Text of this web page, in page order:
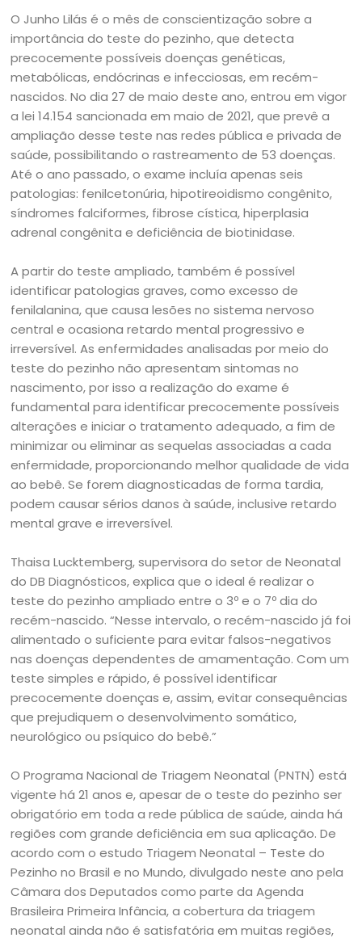
O Junho Lilás é o mês de conscientização sobre a
importância do teste do pezinho, que detecta
precocemente possíveis doenças genéticas,
metabólicas, endócrinas e infecciosas, em recém-
nascidos. No dia 27 de maio deste ano, entrou em vigor
a lei 14.154 sancionada em maio de 2021, que prevê a
ampliação desse teste nas redes pública e privada de
saúde, possibilitando o rastreamento de 53 doenças.
Até o ano passado, o exame incluía apenas seis
patologias: fenilcetonúria, hipotireoidismo congênito,
síndromes falciformes, fibrose cística, hiperplasia
adrenal congênita e deficiência de biotinidase.
A partir do teste ampliado, também é possível
identificar patologias graves, como excesso de
fenilalanina, que causa lesões no sistema nervoso
central e ocasiona retardo mental progressivo e
irreversível. As enfermidades analisadas por meio do
teste do pezinho não apresentam sintomas no
nascimento, por isso a realização do exame é
fundamental para identificar precocemente possíveis
alterações e iniciar o tratamento adequado, a fim de
minimizar ou eliminar as sequelas associadas a cada
enfermidade, proporcionando melhor qualidade de vida
ao bebê. Se forem diagnosticadas de forma tardia,
podem causar sérios danos à saúde, inclusive retardo
mental grave e irreversível.
Thaisa Lucktemberg, supervisora do setor de Neonatal
do DB Diagnósticos, explica que o ideal é realizar o
teste do pezinho ampliado entre o 3º e o 7º dia do
recém-nascido. “Nesse intervalo, o recém-nascido já foi
alimentado o suficiente para evitar falsos-negativos
nas doenças dependentes de amamentação. Com um
teste simples e rápido, é possível identificar
precocemente doenças e, assim, evitar consequências
que prejudiquem o desenvolvimento somático,
neurológico ou psíquico do bebê.”
O Programa Nacional de Triagem Neonatal (PNTN) está
vigente há 21 anos e, apesar de o teste do pezinho ser
obrigatório em toda a rede pública de saúde, ainda há
regiões com grande deficiência em sua aplicação. De
acordo com o estudo Triagem Neonatal – Teste do
Pezinho no Brasil e no Mundo, divulgado neste ano pela
Câmara dos Deputados como parte da Agenda
Brasileira Primeira Infância, a cobertura da triagem
neonatal ainda não é satisfatória em muitas regiões,